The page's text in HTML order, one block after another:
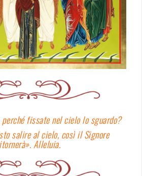
fissate nel cielo lo sguardo?
salire al cielo, così il Signore
Alleluia.